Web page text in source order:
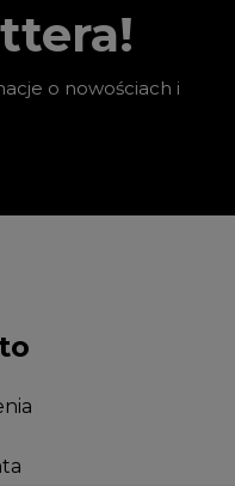
o nowościach i